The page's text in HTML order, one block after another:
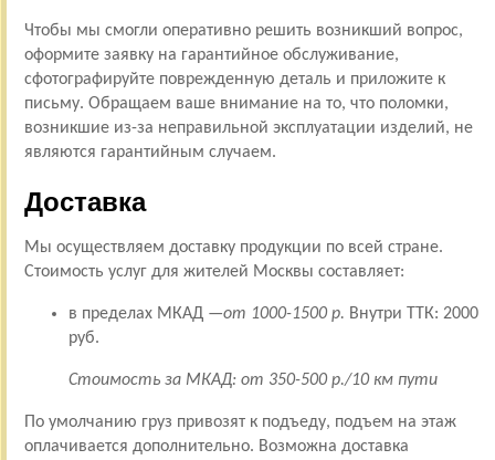
Чтобы мы смогли оперативно решить возникший вопрос,
оформите заявку на гарантийное обслуживание,
сфотографируйте поврежденную деталь и приложите к
письму. Обращаем ваше внимание на то, что поломки,
возникшие из-за неправильной эксплуатации изделий, не
являются гарантийным случаем.
Доставка
Мы осуществляем доставку продукции по всей стране.
Стоимость услуг для жителей Москвы составляет:
в пределах МКАД —от 1000-1500 р. Внутри ТТК: 2000
руб.
Стоимость за МКАД: от 350-500 р./10 км пути
По умолчанию груз привозят к подъеду, подъем на этаж
оплачивается дополнительно. Возможна доставка